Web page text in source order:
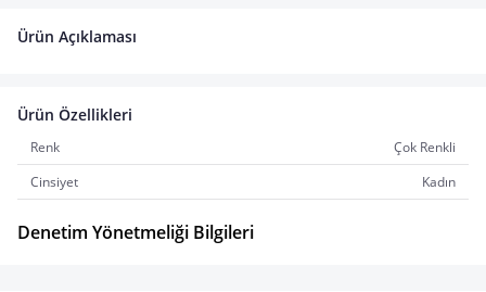
Ürün Açıklaması
Ürün Özellikleri
Renk
Çok Renkli
Cinsiyet
Kadın
Denetim Yönetmeliği Bilgileri